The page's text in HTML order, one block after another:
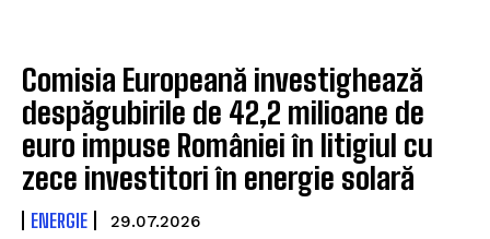
Comisia Europeană investighează
despăgubirile de 42,2 milioane de
euro impuse României în litigiul cu
zece investitori în energie solară
ENERGIE 29.07.2026